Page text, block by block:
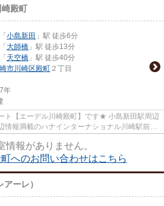
崎殿町
「 小島新田 」駅 徒歩6分
「 大師橋 」駅 徒歩13分
「 天空橋 」駅 徒歩40分
市川崎区殿町 ２丁目
年
ト【エーデル川崎殿町】です★ 小島新田駅周辺
情報満載のハナインターナショナル川崎駅前店
情報がありません。
へのお問い合わせはこちら
ーレ）